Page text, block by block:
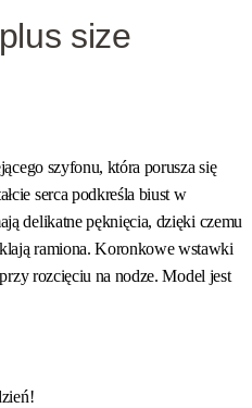
size
szyfonu, która porusza się
serca podkreśla biust w
delikatne pęknięcia, dzięki czemu
ramiona. Koronkowe wstawki
rozcięciu na nodze. Model jest